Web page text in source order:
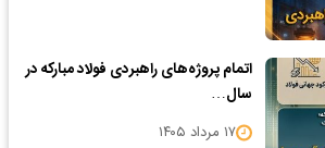
اتمام پروژه‌های راهبردی فولاد مبارکه در
سال…
۱۷ مرداد ۱۴۰۵